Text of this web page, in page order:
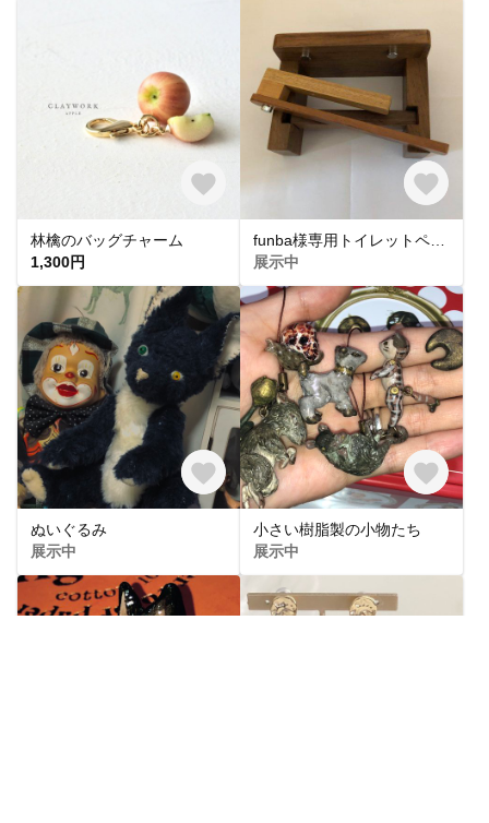
林檎のバッグチャーム
1,300円
展示中
ぬいぐるみ
展示中
小さい樹脂製の小物たち
展示中